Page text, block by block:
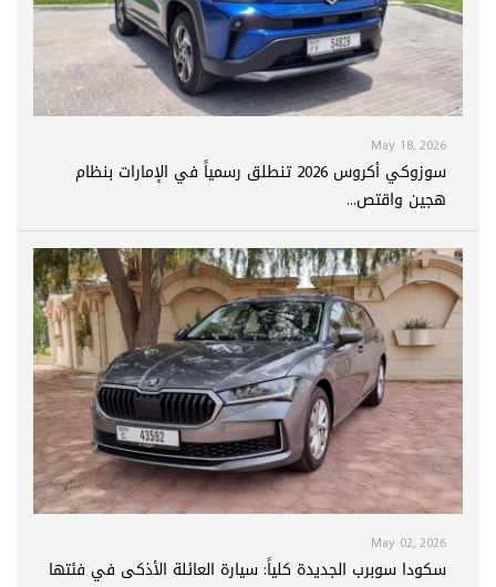
May 18, 2026
سوزوكي أكروس 2026 تنطلق رسمياً في الإمارات بنظام
هجين واقتص...
May 02, 2026
سكودا سوبرب الجديدة كلياً: سيارة العائلة الأذكى في فئتها